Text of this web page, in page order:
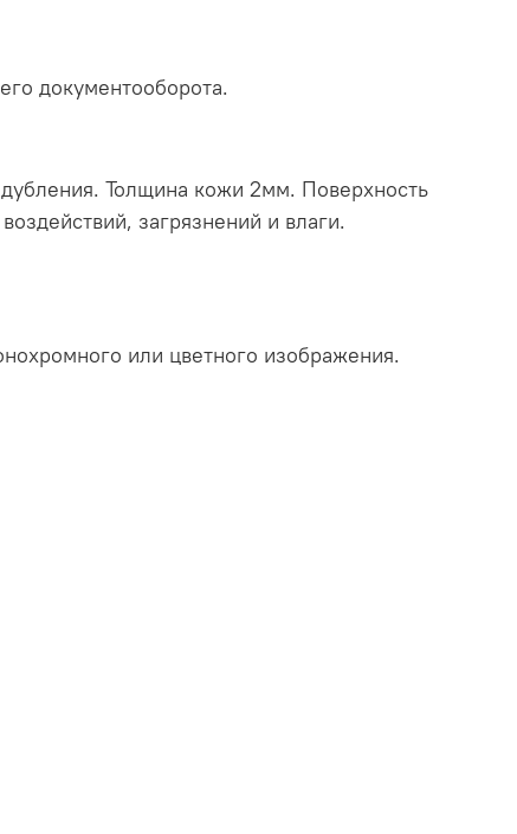
документооборота.
Толщина кожи 2мм. Поверхность
загрязнений и влаги.
или цветного изображения.